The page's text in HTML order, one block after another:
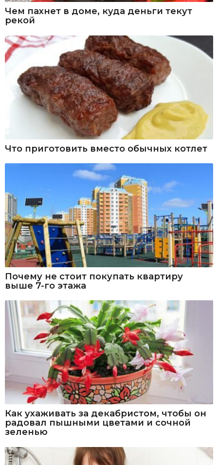
Чем пахнет в доме, куда деньги текут
рекой
Что приготовить вместо обычных котлет
Почему не стоит покупать квартиру
выше 7-го этажа
Как ухаживать за декабристом, чтобы он
радовал пышными цветами и сочной
зеленью